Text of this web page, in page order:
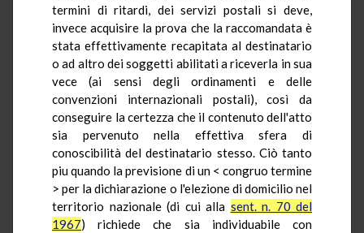
termini di ritardi, dei servizi postali si deve,
invece acquisire la prova che la raccomandata è
stata effettivamente recapitata al destinatario
o ad altro dei soggetti abilitati a riceverla in sua
vece (ai sensi degli ordinamenti e delle
convenzioni internazionali postali), così da
conseguire la certezza che il contenuto dell'atto
sia pervenuto nella effettiva sfera di
conoscibilità del destinatario stesso. Ciò tanto
piu quando la previsione di un < congruo termine
> per la dichiarazione o l'elezione di domicilio nel
territorio nazionale (di cui alla sent. n. 70 del
1967) richiede che sia individuabile con